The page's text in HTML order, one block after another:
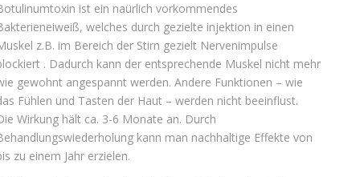
ist ein naürlich vorkommendes
welches durch gezielte injektion in einen
z.B. im Bereich der Stirn gezielt Nervenimpulse
. Dadurch kann der entsprechende Muskel nicht mehr
gewohnt angespannt werden. Andere Funktionen – wie
Fühlen und Tasten der Haut – werden nicht beeinflust.
Wirkung hält ca. 3-6 Monate an. Durch
kann man nachhaltige Effekte von
zu einem Jahr erzielen.